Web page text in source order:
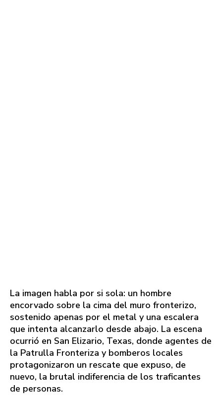
La imagen habla por si sola: un hombre
encorvado sobre la cima del muro fronterizo,
sostenido apenas por el metal y una escalera
que intenta alcanzarlo desde abajo. La escena
ocurrió en San Elizario, Texas, donde agentes de
la Patrulla Fronteriza y bomberos locales
protagonizaron un rescate que expuso, de
nuevo, la brutal indiferencia de los traficantes
de personas.